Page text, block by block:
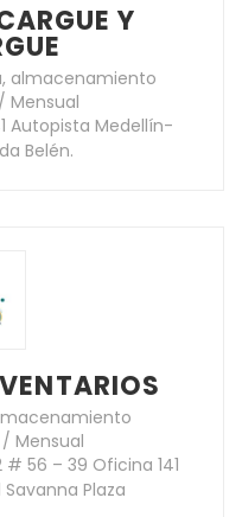
Y
almacenamiento
Mensual
Autopista Medellín-
Belén.
Mensual
56 – 39 Oficina 141
Plaza